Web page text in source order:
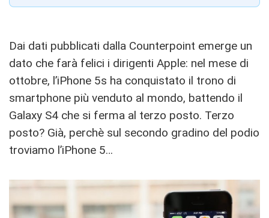
Dai dati pubblicati dalla Counterpoint emerge un
dato che farà felici i dirigenti Apple: nel mese di
ottobre, l’iPhone 5s ha conquistato il trono di
smartphone più venduto al mondo, battendo il
Galaxy S4 che si ferma al terzo posto. Terzo
posto? Già, perchè sul secondo gradino del podio
troviamo l’iPhone 5…